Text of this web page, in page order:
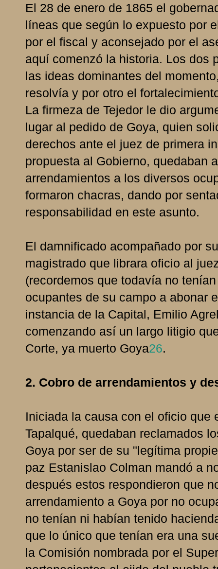
El 28 de enero de 1865 el
líneas que según lo expuesto por
por el fiscal y aconsejado por el
aquí comenzó la historia. Los dos
las ideas dominantes del
resolvía y por otro el
La firmeza de Tejedor le dio
lugar al pedido de Goya, quien
derechos ante el juez de primera
propuesta al Gobierno, quedaban
arrendamientos a los diversos
formaron chacras, dando por
responsabilidad en este asunto.
El damnificado acompañado por
magistrado que librara oficio al
(recordemos que todavía no
ocupantes de su campo a abonar
instancia de la Capital, Emilio
comenzando así un largo litigio
Corte, ya muerto Goya26.
2. Cobro de arrendamientos y
Iniciada la causa con el oficio que
Tapalqué, quedaban reclamados
Goya por ser de su "legítima
paz Estanislao Colman mandó a
después estos respondieron que
arrendamiento a Goya por no
no tenían ni habían tenido
que lo único que tenían era una
la Comisión nombrada por el